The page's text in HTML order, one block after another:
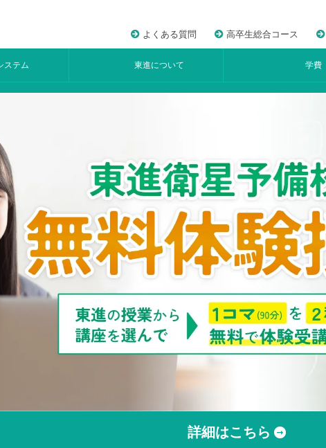
よくある質問 高卒生総合コース
ステム 東進について 学費
詳細はこちら